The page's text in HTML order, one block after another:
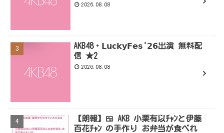
2026.08.08
AKB48・𝗟𝘂𝗰𝗸𝘆𝗙𝗲𝘀'𝟮𝟲出演 無料配
信 ★2
2026.08.08
【朗報】🍱 AKB 小栗有以ﾁｬﾝと伊藤
百花ﾁｬﾝ の手作り お弁当が食べれ